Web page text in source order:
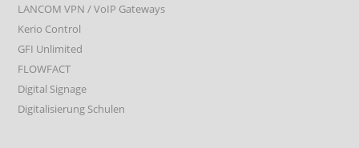
LANCOM VPN / VoIP Gateways
Kerio Control
GFI Unlimited
FLOWFACT
Digital Signage
Digitalisierung Schulen